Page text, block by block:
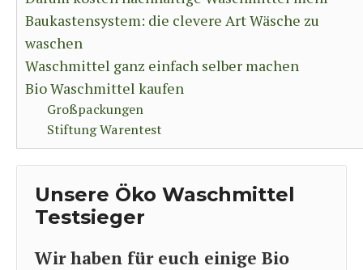
Baukastensystem: die clevere Art Wäsche zu
waschen
Waschmittel ganz einfach selber machen
Bio Waschmittel kaufen
Großpackungen
Stiftung Warentest
Unsere Öko Waschmittel
Testsieger
Wir haben für euch einige Bio